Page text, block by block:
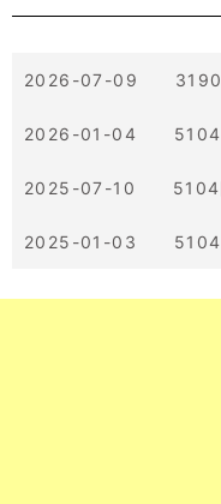
2026-07-09 3190
2026-01-04 5104
2025-07-10 5104
2025-01-03 5104